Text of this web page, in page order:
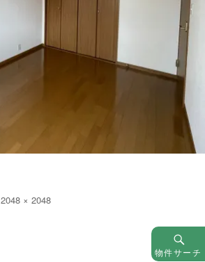
Full
2048 × 2048
物件サーチ